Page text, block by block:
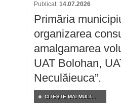
Publicat: 14.07.2026
Primăria
organizarea
amalgamarea
UAT Bolohan,
Neculăieuca”.
CITEŞTE MAI MULT...